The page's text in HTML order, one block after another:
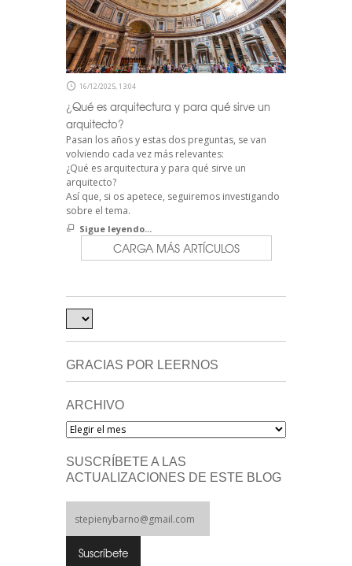
16/12/2025, 13:04
¿Qué es arquitectura y para qué sirve un
arquitecto?
Pasan los años y estas dos preguntas, se van
volviendo cada vez más relevantes:
¿Qué es arquitectura y para qué sirve un
arquitecto?
Así que, si os apetece, seguiremos investigando
sobre el tema.
Sigue leyendo...
CARGA MÁS ARTÍCULOS
GRACIAS POR LEERNOS
ARCHIVO
Archivo
SUSCRÍBETE A LAS
ACTUALIZACIONES DE ESTE BLOG